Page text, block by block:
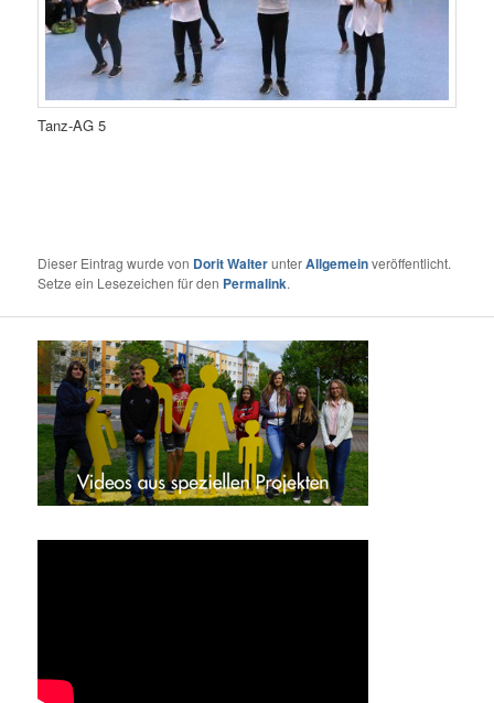
Tanz-AG 5
Dieser Eintrag wurde von Dorit WalterunterAllgemeinveröffentlicht.
Setze ein Lesezeichen für den Permalink.